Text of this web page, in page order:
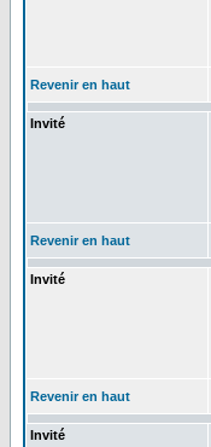
Revenir en haut
Invité
Revenir en haut
Invité
Revenir en haut
Invité